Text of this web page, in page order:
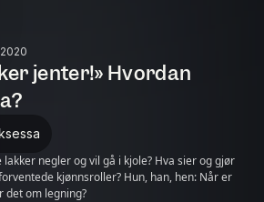
jenter!» Hvordan
negler og vil gå i kjole? Hva sier og gjør
kjønnsroller? Hun, han, hen: Når er
det om legning?